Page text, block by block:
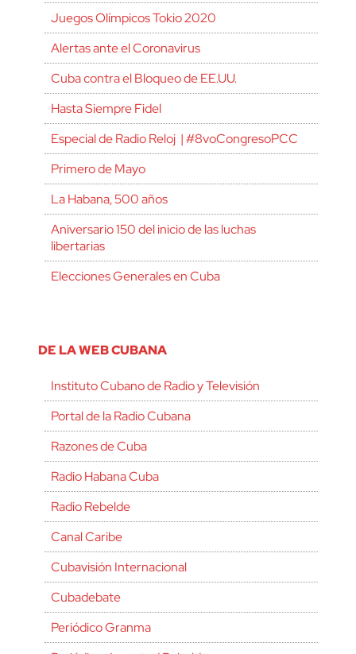
Juegos Olímpicos Tokio 2020
Alertas ante el Coronavirus
Cuba contra el Bloqueo de EE.UU.
Hasta Siempre Fidel
Especial de Radio Reloj | #8voCongresoPCC
Primero de Mayo
La Habana, 500 años
Aniversario 150 del inicio de las luchas
libertarias
Elecciones Generales en Cuba
DE LA WEB CUBANA
Instituto Cubano de Radio y Televisión
Portal de la Radio Cubana
Razones de Cuba
Radio Habana Cuba
Radio Rebelde
Canal Caribe
Cubavisión Internacional
Cubadebate
Periódico Granma